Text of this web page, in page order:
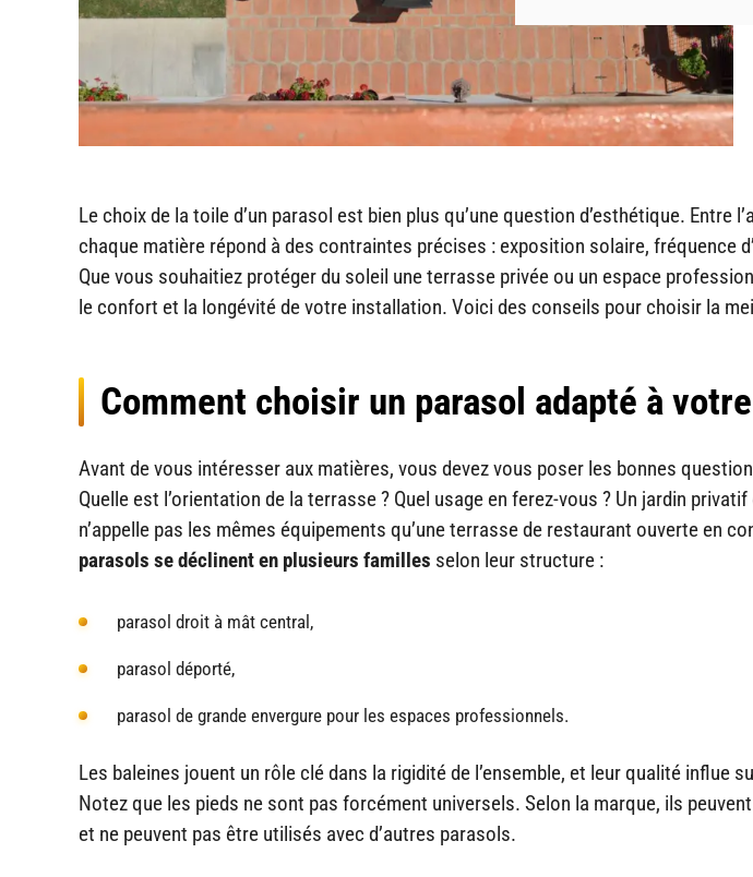
Le choix de la toile d’un parasol est bien plus qu’une question d’esthétique. Entre
chaque matière répond à des contraintes précises : exposition solaire, fréquence
Que vous souhaitiez protéger du soleil une terrasse privée ou un espace
le confort et la longévité de votre installation. Voici des conseils pour choisir la
Comment choisir un parasol adapté à
Avant de vous intéresser aux matières, vous devez vous poser les bonnes
Quelle est l’orientation de la terrasse ? Quel usage en ferez-vous ? Un jardin
n’appelle pas les mêmes équipements qu’une terrasse de restaurant ouverte en
parasols se déclinent en plusieurs familles selon leur structure :
parasol droit à mât central,
parasol déporté,
parasol de grande envergure pour les espaces professionnels.
Les baleines jouent un rôle clé dans la rigidité de l’ensemble, et leur qualité influe
Notez que les pieds ne sont pas forcément universels. Selon la marque, ils
et ne peuvent pas être utilisés avec d’autres parasols.